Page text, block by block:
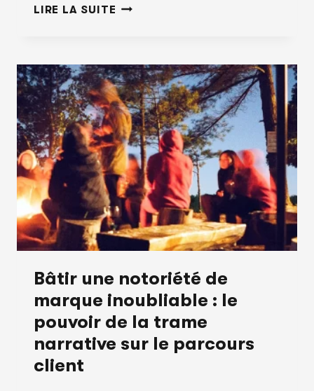
LIRE LA SUITE SOCIAL
CANADA
–
VENDRE
DIRECTEMENT
SUR
INSTAGRAM
ET
TIKTOK
Bâtir une notoriété de
marque inoubliable : le
pouvoir de la trame
narrative sur le parcours
client